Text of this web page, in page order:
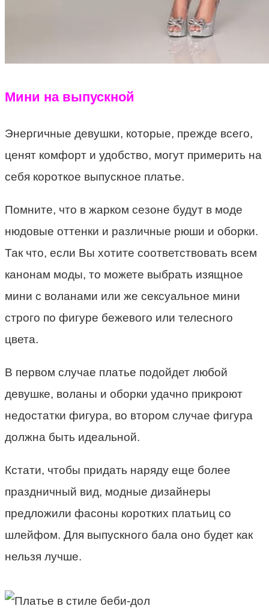
Мини на выпускной
Энергичные девушки, которые, прежде всего,
ценят комфорт и удобство, могут примерить на
себя короткое выпускное платье.
Помните, что в жарком сезоне будут в моде
нюдовые оттенки и различные рюши и оборки.
Так что, если Вы хотите соответствовать всем
канонам моды, то можете выбрать изящное
мини с воланами или же сексуальное мини
строго по фигуре бежевого или телесного
цвета.
В первом случае платье подойдет любой
девушке, воланы и оборки удачно прикроют
недостатки фигура, во втором случае фигура
должна быть идеальной.
Кстати, чтобы придать наряду еще более
праздничный вид, модные дизайнеры
предложили фасоны коротких платьиц со
шлейфом. Для выпускного бала оно будет как
нельзя лучше.